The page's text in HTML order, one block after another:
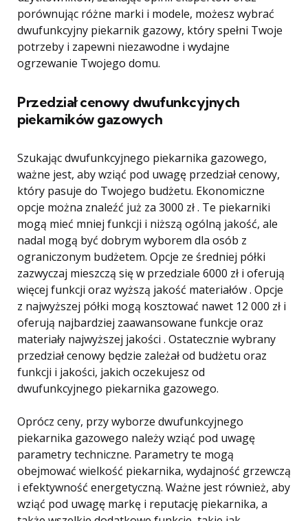
porównując różne marki i modele, możesz wybrać
dwufunkcyjny piekarnik gazowy, który spełni Twoje
potrzeby i zapewni niezawodne i wydajne
ogrzewanie Twojego domu.
Przedział cenowy dwufunkcyjnych
piekarników gazowych
Szukając dwufunkcyjnego piekarnika gazowego,
ważne jest, aby wziąć pod uwagę przedział cenowy,
który pasuje do Twojego budżetu. Ekonomiczne
opcje można znaleźć już za 3000 zł . Te piekarniki
mogą mieć mniej funkcji i niższą ogólną jakość, ale
nadal mogą być dobrym wyborem dla osób z
ograniczonym budżetem. Opcje ze średniej półki
zazwyczaj mieszczą się w przedziale 6000 zł i oferują
więcej funkcji oraz wyższą jakość materiałów . Opcje
z najwyższej półki mogą kosztować nawet 12 000 zł i
oferują najbardziej zaawansowane funkcje oraz
materiały najwyższej jakości . Ostatecznie wybrany
przedział cenowy będzie zależał od budżetu oraz
funkcji i jakości, jakich oczekujesz od
dwufunkcyjnego piekarnika gazowego.
Oprócz ceny, przy wyborze dwufunkcyjnego
piekarnika gazowego należy wziąć pod uwagę
parametry techniczne. Parametry te mogą
obejmować wielkość piekarnika, wydajność grzewczą
i efektywność energetyczną. Ważne jest również, aby
wziąć pod uwagę markę i reputację piekarnika, a